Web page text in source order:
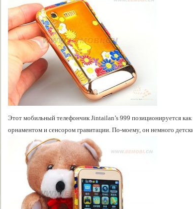
Этот мобильный телефончик Jintailan’s 999 позиционируется
орнаментом и сенсором гравитации. По-моему, он немного